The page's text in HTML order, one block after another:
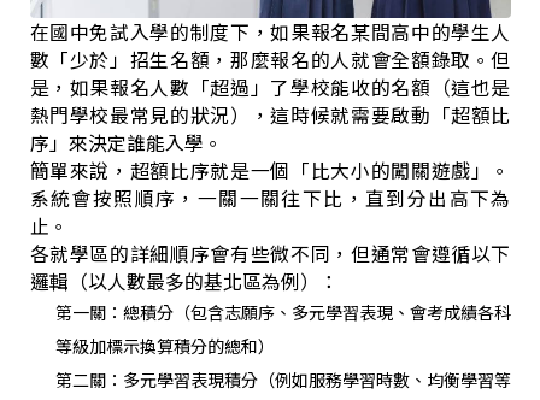
在國中免試入學的制度下，如果報名某間高中的學生人
數「少於」招生名額，那麼報名的人就會全額錄取。但
是，如果報名人數「超過」了學校能收的名額（這也是
熱門學校最常見的狀況），這時候就需要啟動「超額比
序」來決定誰能入學。
簡單來說，超額比序就是一個「比大小的闖關遊戲」。
系統會按照順序，一關一關往下比，直到分出高下為
止。
各就學區的詳細順序會有些微不同，但通常會遵循以下
邏輯（以人數最多的基北區為例）：
第一關：總積分（包含志願序、多元學習表現、會考成績各科
等級加標示換算積分的總和）
第二關：多元學習表現積分（例如服務學習時數、均衡學習等